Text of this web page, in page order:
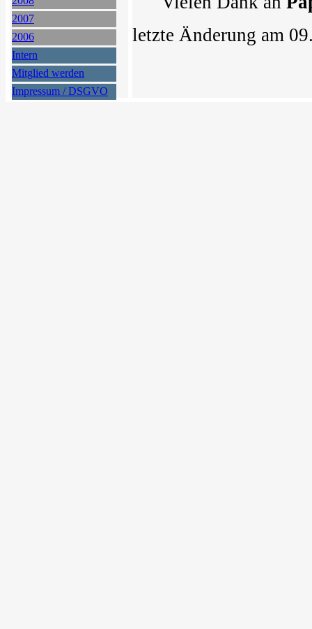
2007
2006
Intern
Mitglied werden
Impressum / DSGVO
letzte Änderung am